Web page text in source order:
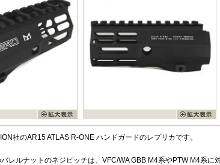
社のAR15 ATLAS R-ONE ハンドガードのレプリカです。
レルナットのネジピッチは、VFC/WA GBB M4系やPTW M4系に